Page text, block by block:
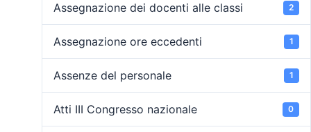
Assegnazione dei docenti alle classi 2
Assegnazione ore eccedenti 1
Assenze del personale 1
Atti III Congresso nazionale 0